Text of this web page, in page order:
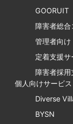
GOORUIT
障害者総合
管理者向
定着支援サ
障害者採用
個人向けサービス
Diverse
BYSN